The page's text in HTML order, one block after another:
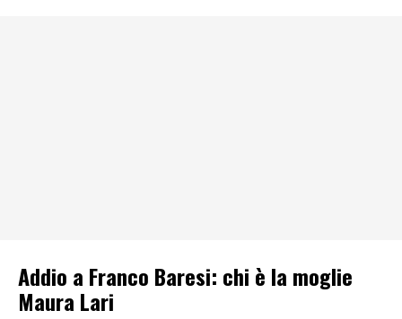
Addio a Franco Baresi: chi è la moglie
Maura Lari